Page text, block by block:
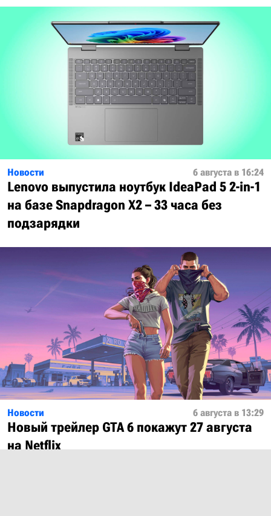
Новости 6 августа в 16:24
Lenovo выпустила ноутбук IdeaPad 5 2-in-1
на базе Snapdragon X2 – 33 часа без
подзарядки
Новости 6 августа в 13:29
Новый трейлер GTA 6 покажут 27 августа
на Netflix